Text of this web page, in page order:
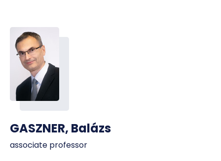
GASZNER, Balázs
associate professor